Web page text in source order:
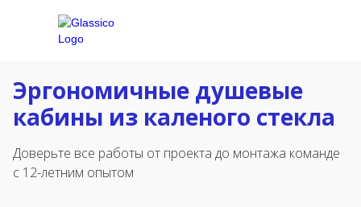
Эргономичные душевые
кабины из каленого стекла
Доверьте все работы от проекта до монтажа команде
с 12-летним опытом